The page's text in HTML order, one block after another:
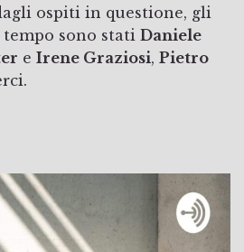
ospiti in questione, gli
sono stati Daniele
e Irene Graziosi, Pietro